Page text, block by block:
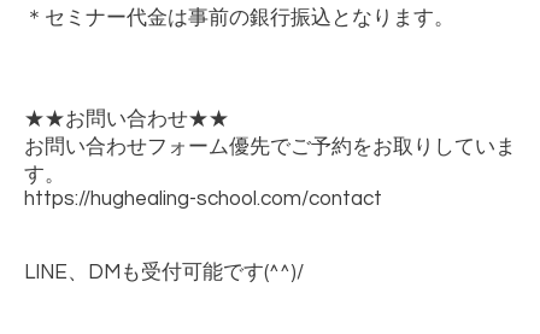
＊セミナー代金は事前の銀行振込となります。
★★お問い合わせ★★
お問い合わせフォーム優先でご予約をお取りしていま
す。
https://hughealing-school.com/contact
LINE、 DM も受付可能です(^^)/